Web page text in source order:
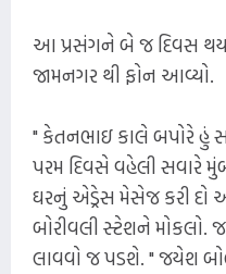
આ પ્રસંગને બે જ દિવસ
જામનગર થી ફોન આવ્યો.
" કેતનભાઇ કાલે બપોરે હું
પરમ દિવસે વહેલી સવારે
ઘરનું એડ્રેસ મેસેજ કરી
બોરીવલી સ્ટેશને મોકલો.
લાવવો જ પડશે. " જયેશ